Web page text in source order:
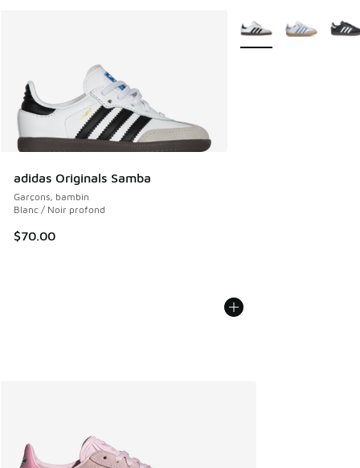
adidas Originals Samba
Garçons, bambin
Blanc / Noir profond
$70.00
Plus de couleurs